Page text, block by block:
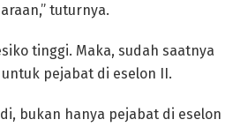
tuturnya.
tinggi. Maka, sudah saatnya
pejabat di eselon II.
bukan hanya pejabat di eselon